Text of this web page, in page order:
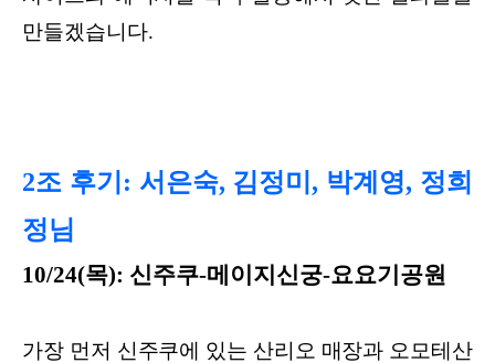
만들겠습니다.
2조 후기: 서은숙, 김정미, 박계영, 정희
정님
10/24(목): 신주쿠-메이지신궁-요요기공원
가장 먼저 신주쿠에 있는 산리오 매장과 오모테산